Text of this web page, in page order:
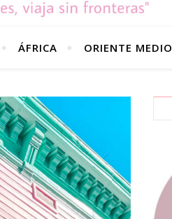
ÁFRICA ORIENTE MEDIO